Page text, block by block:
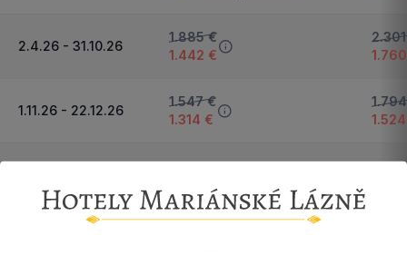
2.4.26 - 31.10.26
1.885 €
1.442 €
1.11.26 - 22.12.26
1.547 €
1.314 €